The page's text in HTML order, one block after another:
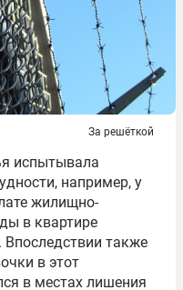
За решёткой
испытывала
например, у
жилищно-
в квартире
Впоследствии также
в этот
в местах лишения